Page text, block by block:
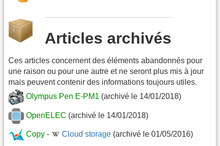
Articles archivés
Ces articles concernent des éléments abandonnés pour
une raison ou pour une autre et ne seront plus mis à jour
mais peuvent contenir des informations toujours utiles.
Olympus Pen E-PM1 (archivé le 14/01/2018)
OpenELEC (archivé le 14/01/2018)
Copy - Cloud storage (archivé le 01/05/2016)